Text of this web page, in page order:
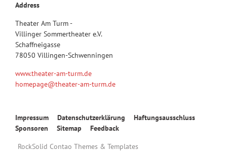
Address
Theater Am Turm -
Villinger Sommertheater e.V.
Schaffneigasse
78050 Villingen-Schwenningen
www.theater-am-turm.de
homepage@theater-am-turm.de
Navigation
überspringen
Impressum Datenschutzerklärung
Haftungsausschluss
Sponsoren
Sitemap
Feedback
RockSolid Contao Themes & Templates